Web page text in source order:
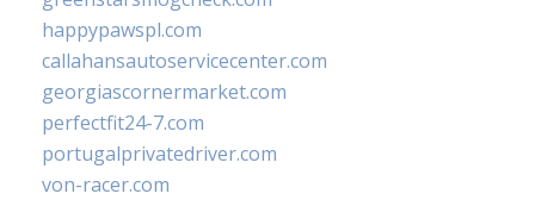
happypawspl.com
callahansautoservicecenter.com
georgiascornermarket.com
perfectfit24-7.com
portugalprivatedriver.com
von-racer.com